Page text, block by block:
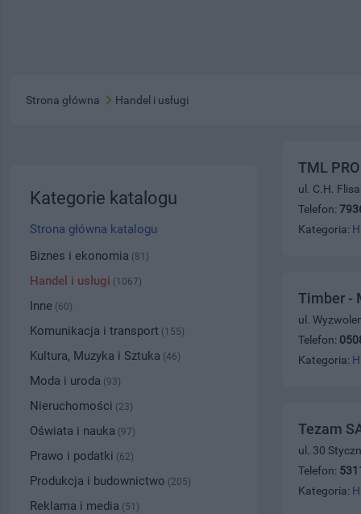
Strona główna Handel i usługi
TML
ul. C.H.
Telefon:
Kategoria:
Timber -
ul.
Telefon:
Kategoria:
Tezam
ul. 30
Telefon:
Kategoria:
Kategorie katalogu
Strona główna katalogu
Biznes i ekonomia (81)
Handel i usługi (1067)
Inne (60)
Komunikacja i transport (155)
Kultura, Muzyka i Sztuka (46)
Moda i uroda (93)
Nieruchomości (23)
Oświata i nauka (97)
Prawo i podatki (62)
Produkcja i budownictwo (205)
Reklama i media (51)